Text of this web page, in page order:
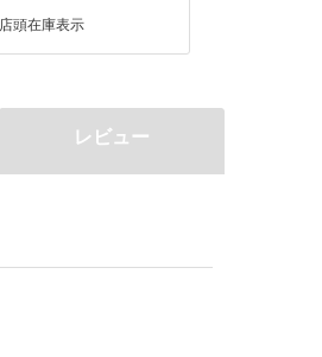
店頭在庫表示
レビュー